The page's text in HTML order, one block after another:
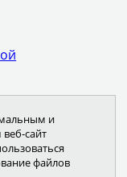
и
сайт
файлов